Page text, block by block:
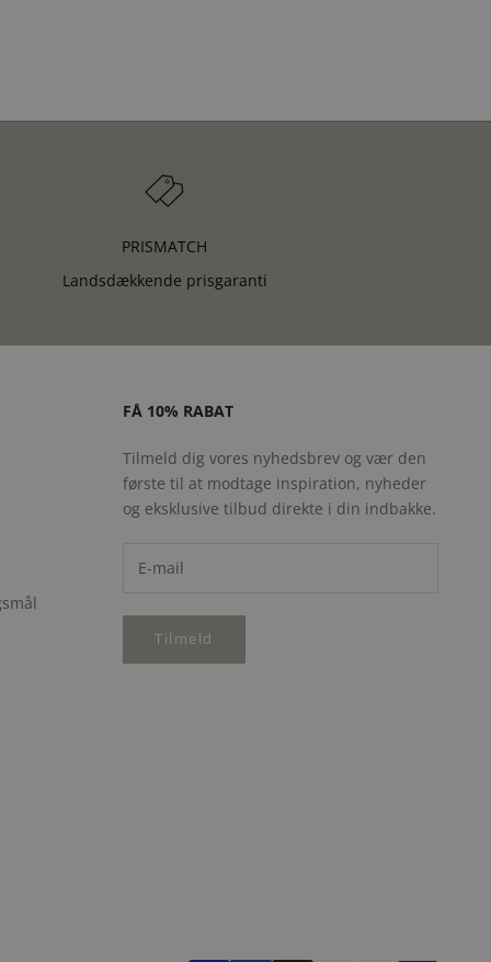
PRISMATCH
Landsdækkende prisgaranti
FÅ 10% RABAT
Tilmeld dig vores nyhedsbrev og vær den
første til at modtage inspiration, nyheder
og eksklusive tilbud direkte i din indbakke.
Tilmeld